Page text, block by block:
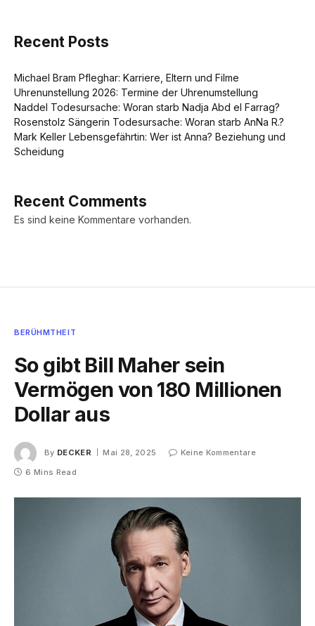
Recent Posts
Michael Bram Pfleghar: Karriere, Eltern und Filme
Uhrenunstellung 2026: Termine der Uhrenumstellung
Naddel Todesursache: Woran starb Nadja Abd el Farrag?
Rosenstolz Sängerin Todesursache: Woran starb AnNa R.?
Mark Keller Lebensgefährtin: Wer ist Anna? Beziehung und
Scheidung
Recent Comments
Es sind keine Kommentare vorhanden.
BERÜHMTHEIT
So gibt Bill Maher sein
Vermögen von 180 Millionen
Dollar aus
By DECKER Mai 28, 2025
Keine Kommentare
6 Mins Read